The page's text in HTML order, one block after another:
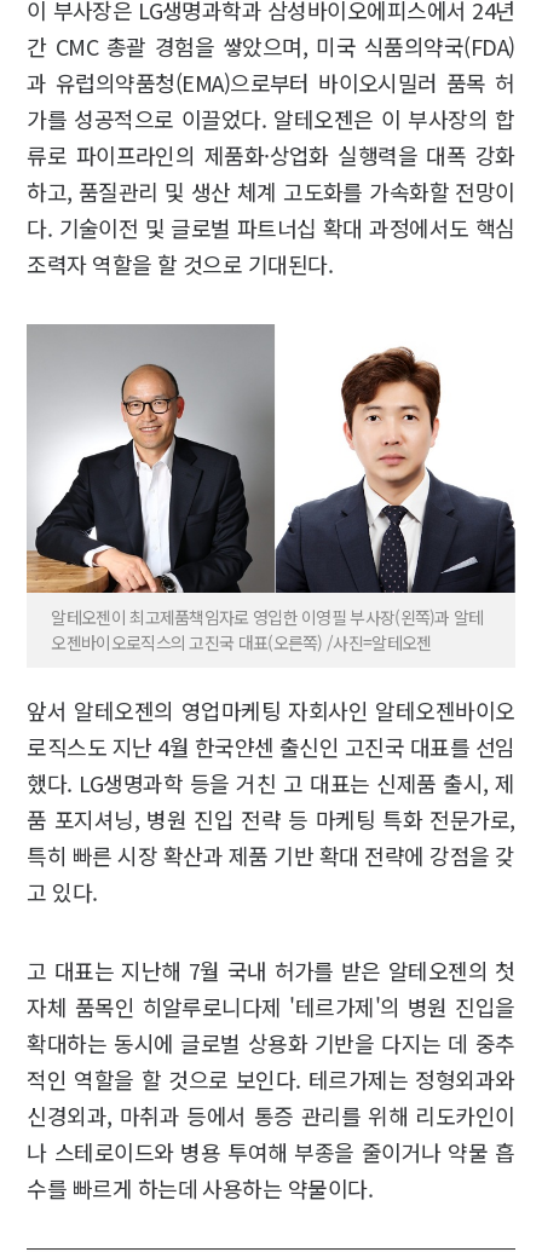
이 부사장은 LG생명과학과 삼성바이오에피스에서 24년
간 CMC 총괄 경험을 쌓았으며, 미국 식품의약국(FDA)
과 유럽의약품청(EMA)으로부터 바이오시밀러 품목 허
가를 성공적으로 이끌었다. 알테오젠은 이 부사장의 합
류로 파이프라인의 제품화·상업화 실행력을 대폭 강화
하고, 품질관리 및 생산 체계 고도화를 가속화할 전망이
다. 기술이전 및 글로벌 파트너십 확대 과정에서도 핵심
조력자 역할을 할 것으로 기대된다.
알테오젠이 최고제품책임자로 영입한 이영필 부사장(왼쪽)과 알테
오젠바이오로직스의 고진국 대표(오른쪽) /사진=알테오젠
앞서 알테오젠의 영업마케팅 자회사인 알테오젠바이오
로직스도 지난 4월 한국얀센 출신인 고진국 대표를 선임
했다. LG생명과학 등을 거친 고 대표는 신제품 출시, 제
품 포지셔닝, 병원 진입 전략 등 마케팅 특화 전문가로,
특히 빠른 시장 확산과 제품 기반 확대 전략에 강점을 갖
고 있다.
고 대표는 지난해 7월 국내 허가를 받은 알테오젠의 첫
자체 품목인 히알루로니다제 '테르가제'의 병원 진입을
확대하는 동시에 글로벌 상용화 기반을 다지는 데 중추
적인 역할을 할 것으로 보인다. 테르가제는 정형외과와
신경외과, 마취과 등에서 통증 관리를 위해 리도카인이
나 스테로이드와 병용 투여해 부종을 줄이거나 약물 흡
수를 빠르게 하는데 사용하는 약물이다.